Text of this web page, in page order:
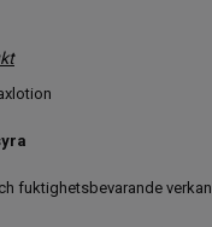
fuktighetsbevarande verkan